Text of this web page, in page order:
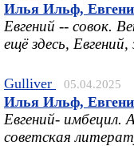
Илья Ильф,
Евгений -- совок.
ещё здесь, Евгений,
Gulliver 05.04.2025
Илья Ильф,
Евгений- имбецил.
советская